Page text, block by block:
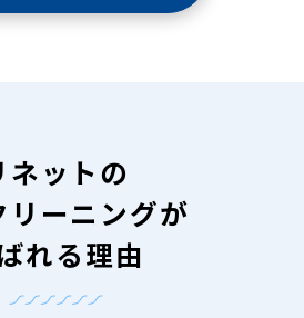
ネットの
リーニングが
れる理由